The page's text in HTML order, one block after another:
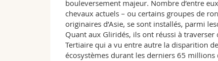
bouleversement majeur. Nombre d’entre
chevaux actuels – ou certains groupes de
originaires d’Asie, se sont installés, parmi
Quant aux Gliridés, ils ont réussi à traverser
Tertiaire qui a vu entre autre la disparition
écosystèmes durant les derniers 65 millions